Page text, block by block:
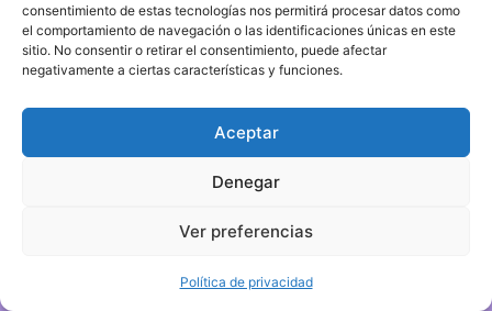
consentimiento de estas tecnologías nos permitirá procesar datos como
el comportamiento de navegación o las identificaciones únicas en este
sitio. No consentir o retirar el consentimiento, puede afectar
negativamente a ciertas características y funciones.
Aceptar
Denegar
Ver preferencias
Política de privacidad